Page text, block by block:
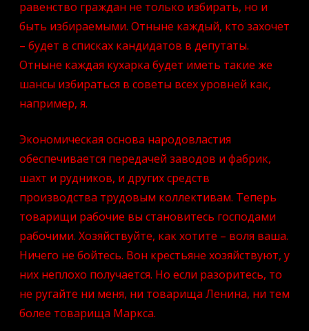
равенство граждан не только избирать, но и
быть избираемыми. Отныне каждый, кто захочет
– будет в списках кандидатов в депутаты.
Отныне каждая кухарка будет иметь такие же
шансы избираться в советы всех уровней как,
например, я.
Экономическая основа народовластия
обеспечивается передачей заводов и фабрик,
шахт и рудников, и других средств
производства трудовым коллективам. Теперь
товарищи рабочие вы становитесь господами
рабочими. Хозяйствуйте, как хотите – воля ваша.
Ничего не бойтесь. Вон крестьяне хозяйствуют, у
них неплохо получается. Но если разоритесь, то
не ругайте ни меня, ни товарища Ленина, ни тем
более товарища Маркса.